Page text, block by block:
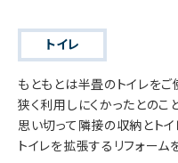
トイレ
もともとは半畳のトイレをご
狭く利用しにくかったとのこと
思い切って隣接の収納とト
トイレを拡張するリフォーム